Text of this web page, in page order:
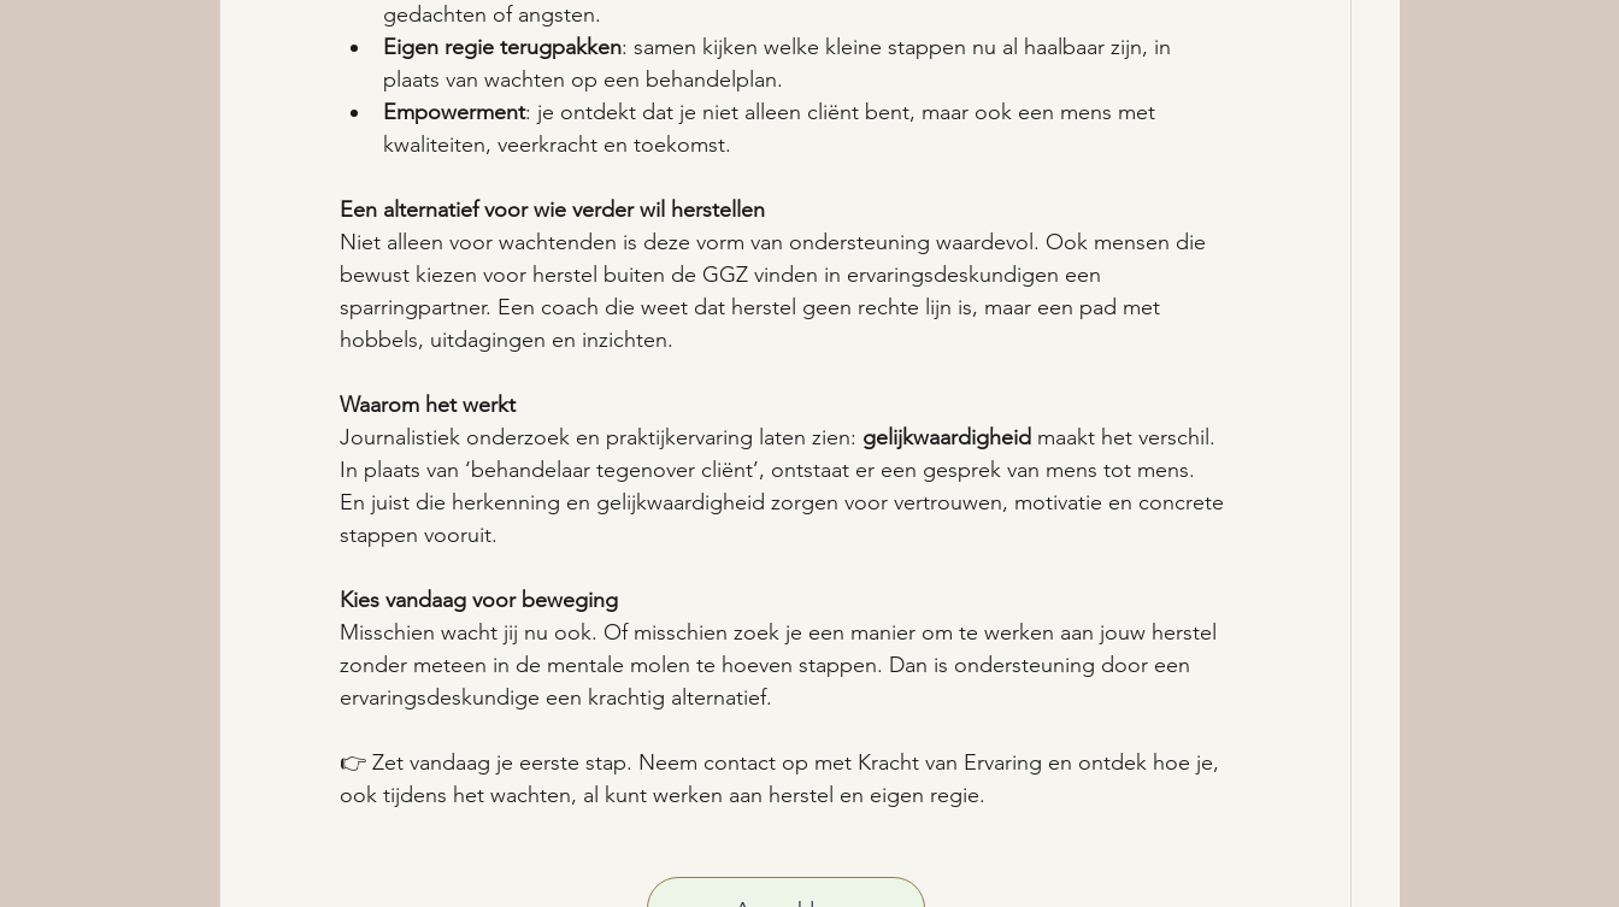
gedachten of angsten.
Eigen regie terugpakken: samen kijken welke kleine stappen nu al haalbaar zijn, in
plaats van wachten op een behandelplan.
Empowerment: je ontdekt dat je niet alleen cliënt bent, maar ook een mens met
kwaliteiten, veerkracht en toekomst.
Een alternatief voor wie verder wil herstellen
Niet alleen voor wachtenden is deze vorm van ondersteuning waardevol. Ook mensen die
bewust kiezen voor herstel buiten de GGZ vinden in ervaringsdeskundigen een
sparringpartner. Een coach die weet dat herstel geen rechte lijn is, maar een pad met
hobbels, uitdagingen en inzichten.
Waarom het werkt
Journalistiek onderzoek en praktijkervaring laten zien: gelijkwaardigheid maakt het verschil.
In plaats van ‘behandelaar tegenover cliënt’, ontstaat er een gesprek van mens tot mens.
En juist die herkenning en gelijkwaardigheid zorgen voor vertrouwen, motivatie en concrete
stappen vooruit.
Kies vandaag voor beweging
Misschien wacht jij nu ook. Of misschien zoek je een manier om te werken aan jouw herstel
zonder meteen in de mentale molen te hoeven stappen. Dan is ondersteuning door een
ervaringsdeskundige een krachtig alternatief.
👉 Zet vandaag je eerste stap. Neem contact op met Kracht van Ervaring en ontdek hoe je,
ook tijdens het wachten, al kunt werken aan herstel en eigen regie.